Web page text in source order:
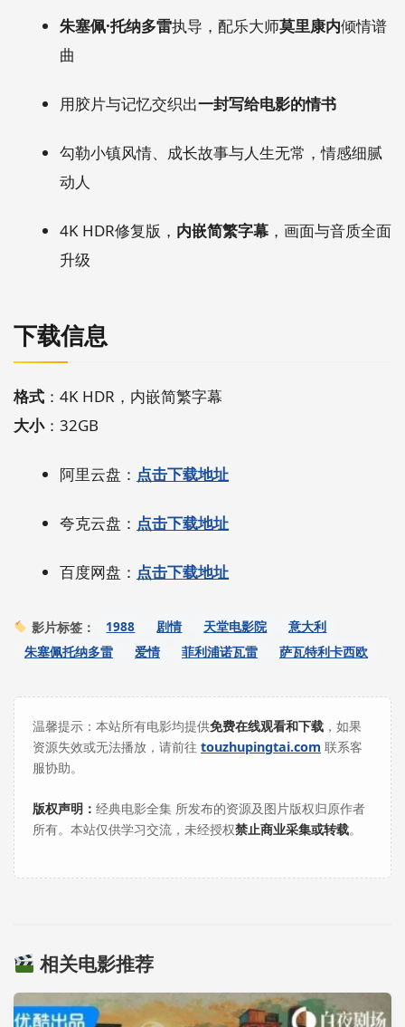
朱塞佩·托纳多雷执导，配乐大师莫里康内倾情谱
曲
用胶片与记忆交织出一封写给电影的情书
勾勒小镇风情、成长故事与人生无常，情感细腻
动人
4K HDR修复版， 内嵌简繁字幕 ，画面与音质全面
升级
下载信息
格式 ：4K HDR，内嵌简繁字幕
大小：32GB
阿里云盘： 点击下载地址
夸克云盘： 点击下载地址
百度网盘： 点击下载地址
影片标签： 1988 剧情 天堂电影院
意大利
朱塞佩托纳多雷
爱情 菲利浦诺瓦雷 萨瓦特利卡西欧
温馨提示：本站所有电影均提供免费在线观看和下载 ，如果
资源失效或无法播放，请前往 touzhupingtai.com 联系客
服协助。
版权声明： 经典电影全集 所发布的资源及图片版权归原作者
所有。本站仅供学习交流，未经授权禁止商业采集或转载。
相关电影推荐